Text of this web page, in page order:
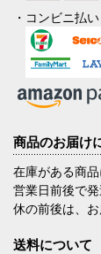
・コンビニ払い
商品のお届け
在庫がある商
営業日前後で
休の前後は、
送料について